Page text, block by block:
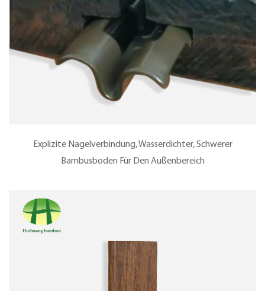
Explizite Nagelverbindung, Wasserdichter, Schwerer
Bambusboden Für Den Außenbereich